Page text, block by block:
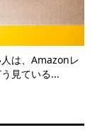
は、Amazonレ
見ている...